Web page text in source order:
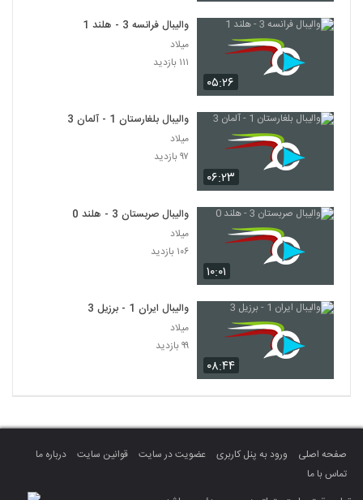
۰۵:۲۶
والیبال فرانسه 3 - هلند 1
میلاد
۱۱۱ بازدید
۰۶:۲۳
والیبال بلغارستان 1 - آلمان 3
میلاد
۹۷ بازدید
۱۰:۰۱
والیبال صربستان 3 - هلند 0
میلاد
۱۰۶ بازدید
۰۸:۴۴
والیبال ایران 1 - برزیل 3
میلاد
۹۹ بازدید
صفحه اصلی ورود به پنل کاربری عضویت در سایت قوانین سایت
درباره ما
تماس با ما